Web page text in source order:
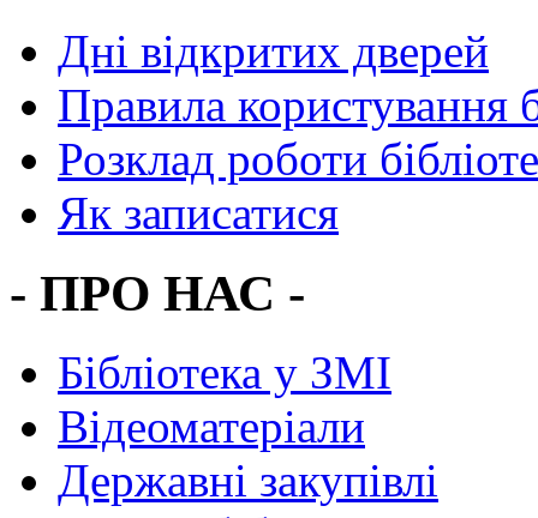
Дні відкритих дверей
Правила користування
Розклад роботи
Як записатися
- ПРО НАС -
Бібліотека у ЗМІ
Відеоматеріали
Державні закупівлі